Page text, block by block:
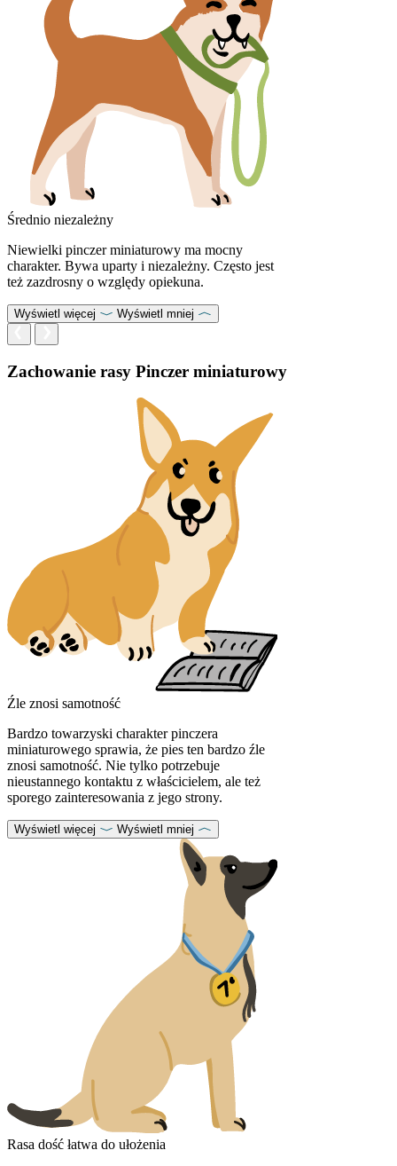
Średnio niezależny
Niewielki pinczer miniaturowy ma mocny
charakter. Bywa uparty i niezależny. Często jest
też zazdrosny o względy opiekuna.
Wyświetl więcej Wyświetl mniej
Zachowanie rasy Pinczer miniaturowy
Źle znosi samotność
Bardzo towarzyski charakter pinczera
miniaturowego sprawia, że pies ten bardzo źle
znosi samotność. Nie tylko potrzebuje
nieustannego kontaktu z właścicielem, ale też
sporego zainteresowania z jego strony.
Wyświetl więcej Wyświetl mniej
Rasa dość łatwa do ułożenia